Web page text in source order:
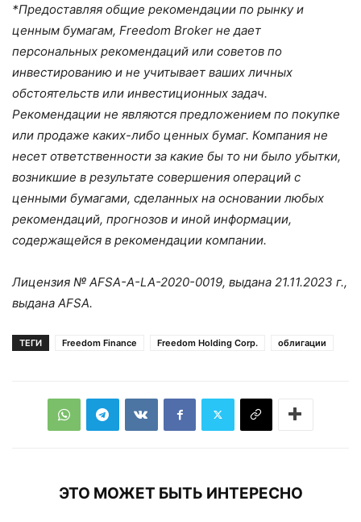
*Предоставляя общие рекомендации по рынку и
ценным бумагам, Freedom Broker не дает
персональных рекомендаций или советов по
инвестированию и не учитывает ваших личных
обстоятельств или инвестиционных задач.
Рекомендации не являются предложением по покупке
или продаже каких-либо ценных бумаг. Компания не
несет ответственности за какие бы то ни было убытки,
возникшие в результате совершения операций с
ценными бумагами, сделанных на основании любых
рекомендаций, прогнозов и иной информации,
содержащейся в рекомендации компании.
Лицензия № AFSA-A-LA-2020-0019, выдана 21.11.2023 г.,
выдана AFSA.
ТЕГИ Freedom Finance Freedom Holding Corp. облигации
ЭТО МОЖЕТ БЫТЬ ИНТЕРЕСНО